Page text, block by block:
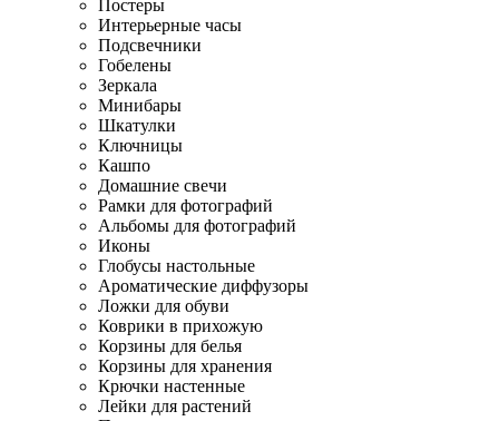
Постеры
Интерьерные часы
Подсвечники
Гобелены
Зеркала
Минибары
Шкатулки
Ключницы
Кашпо
Домашние свечи
Рамки для фотографий
Альбомы для фотографий
Иконы
Глобусы настольные
Ароматические диффузоры
Ложки для обуви
Коврики в прихожую
Корзины для белья
Корзины для хранения
Крючки настенные
Лейки для растений